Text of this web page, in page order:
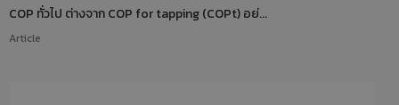
COP ทั่วไป ต่างจาก COP for tapping (COPt) อย่...
Article